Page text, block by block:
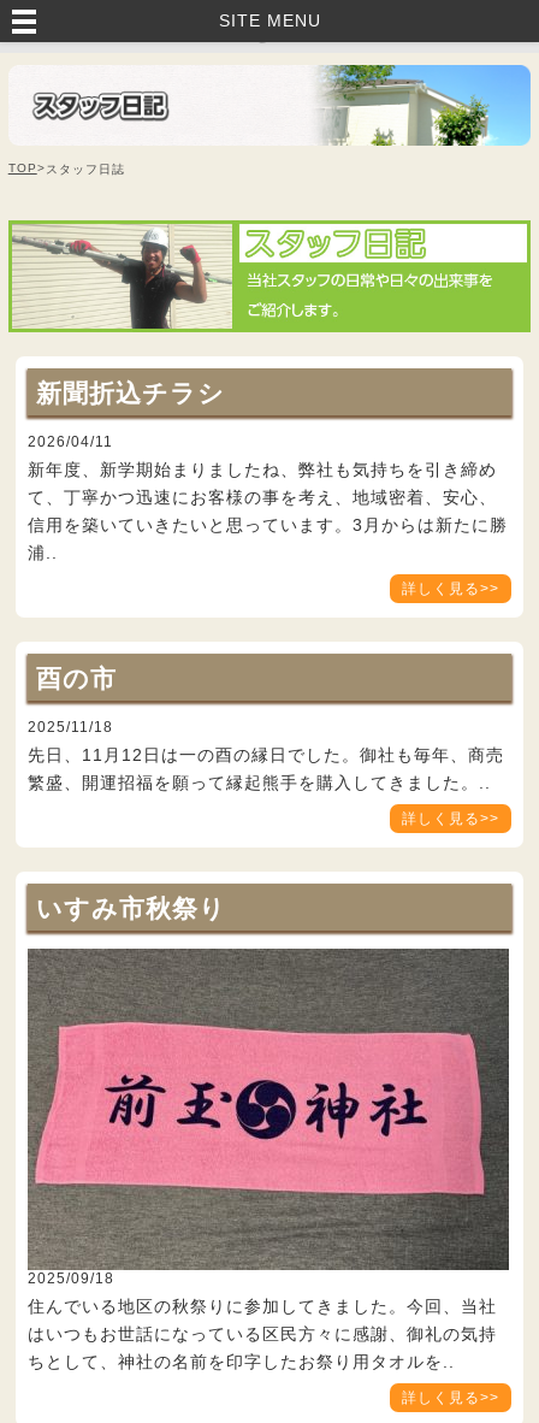
いすみ市・茂原市・睦沢町で外壁塗装・塗り替えなら｜藤美建装へお任
SITE MENU
TOP>スタッフ日誌
新聞折込チラシ
2026/04/11
新年度、新学期始まりましたね、弊社も気持ちを引き締め
て、丁寧かつ迅速にお客様の事を考え、地域密着、安心、
信用を築いていきたいと思っています。3月からは新たに勝
浦..
詳しく見る>>
酉の市
2025/11/18
先日、11月12日は一の酉の縁日でした。御社も毎年、商売
繁盛、開運招福を願って縁起熊手を購入してきました。..
詳しく見る>>
いすみ市秋祭り
2025/09/18
住んでいる地区の秋祭りに参加してきました。今回、当社
はいつもお世話になっている区民方々に感謝、御礼の気持
ちとして、神社の名前を印字したお祭り用タオルを..
詳しく見る>>